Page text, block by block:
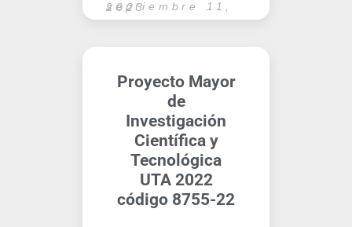
septiembre 11, 2023
Proyecto Mayor
de
Investigación
Científica y
Tecnológica
UTA 2022
código 8755-22